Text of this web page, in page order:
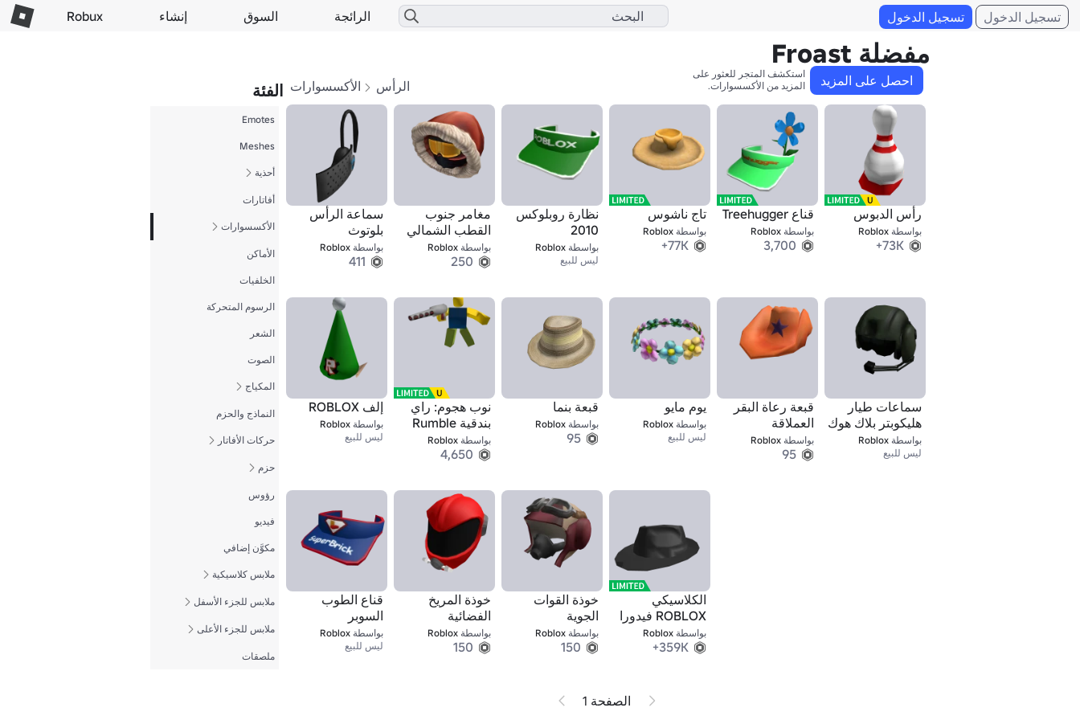
الرائجة السوق إنشاء Robux تسجيل الدخول تسجيل الدخول
مفضلة Froast
الفئة
Emotes
Meshes
أحذية
أفاتارات
الأكسسوارات
الأماكن
الخلفيات
الرسوم المتحركة
الشعر
الصوت
المكياج
النماذج والحزم
حركات الأفاتار
حزم
رؤوس
فيديو
مكوَّن إضافي
ملابس كلاسيكية
ملابس للجزء الأسفل
ملابس للجزء الأعلى
ملصقات
الأكسسوارات الرأس احصل على المزيد
المزيد من الأكسسوارات.
سماعة الرأس
بلوتوث
بواسطة Roblox
411
مغامر جنوب
القطب الشمالي
بواسطة Roblox
250
نظارة روبلوكس
2010
بواسطة Roblox
ليس للبيع
تاج ناشوس
بواسطة Roblox
77K+
قناع Treehugger
بواسطة Roblox
3,700
رأس الدبوس
بواسطة Roblox
73K+
إلف ROBLOX
بواسطة Roblox
ليس للبيع
نوب هجوم: راي
بندقية Rumble
بواسطة Roblox
4,650
قبعة بنما
بواسطة Roblox
95
يوم مايو
بواسطة Roblox
ليس للبيع
قبعة رعاة البقر
العملاقة
بواسطة Roblox
95
سماعات طيار
هليكوبتر بلاك هوك
بواسطة Roblox
ليس للبيع
قناع الطوب
السوبر
بواسطة Roblox
ليس للبيع
خوذة المريخ
الفضائية
بواسطة Roblox
150
خوذة القوات
الجوية
بواسطة Roblox
150
الكلاسيكي
ROBLOX فيدورا
بواسطة Roblox
359K+
الصفحة 1